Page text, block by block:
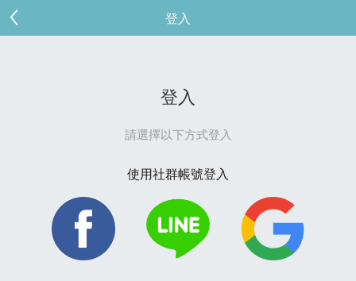
登入
登入
請選擇以下方式登入
使用社群帳號登入